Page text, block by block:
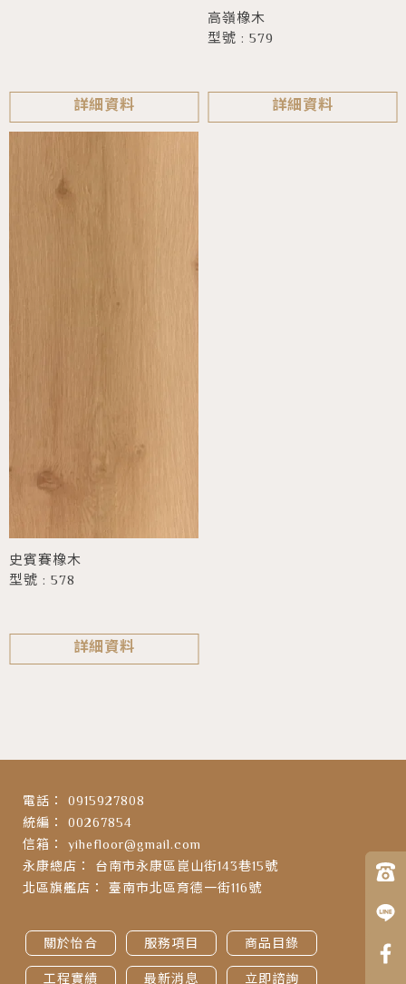
詳細資料
高嶺橡木
型號 : 579
詳細資料
史賓賽橡木
型號 : 578
詳細資料
0915927808
00267854
yihefloor@gmail.com
台南市永康區崑山街143巷15號
臺南市北區育德一街116號
關於怡合 服務項目
商品目錄
工程實績
最新消息 立即諮詢